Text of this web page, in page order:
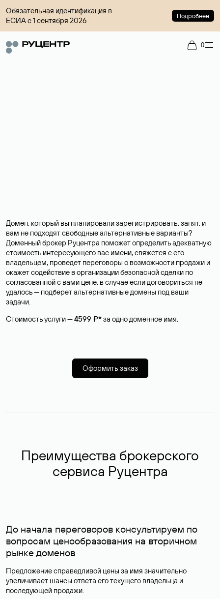
Обязательная идентификация в
ЕСИА с 1 сентября 2026
Подробнее
0
Домен, который вы планировали зарегистрировать, занят, и
вам не подходят свободные альтернативные варианты?
Доменный брокер Руцентра поможет определить адекватную
стоимость интересующего вас имени, свяжется с его
владельцем, проведет переговоры о возможности продажи и
окажет содействие в организации безопасной сделки по
согласованной с вами цене, в случае если договориться не
удалось — подберет альтернативные домены под ваши
задачи.
Стоимость услуги —4599 ₽*за одно доменное имя.
Оформить заказ
Преимущества брокерского
сервиса Руцентра
До начала переговоров консультируем по
вопросам ценообразования на вторичном
рынке доменов
Предложение справедливой цены за имя значительно
увеличивает шансы ответа его текущего владельца и
последующей продажи.